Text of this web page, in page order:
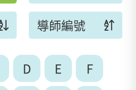
導師編號
D E
F